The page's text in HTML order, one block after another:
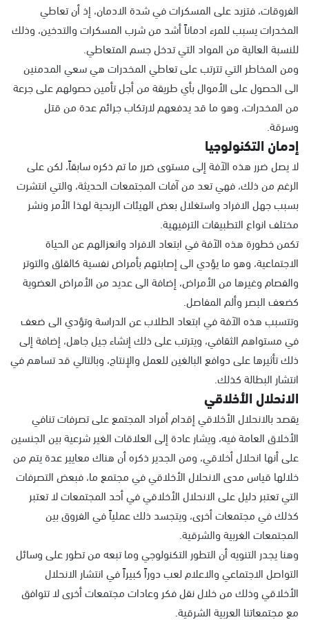
الفروقات، فتزيد على المسكرات في شدة الادمان، إذ أن تعاطي
المخدرات يسبب للمرء ادماناً أشد من شرب المسكرات والتدخين، وذلك
للنسبة العالية من المواد التي تدخل جسم المتعاطي.
ومن المخاطر التي تترتب على تعاطي المخدرات هي سعي المدمنين
الى الحصول على الأموال بأي طريقة من أجل تأمين حصولهم على جرعة
من المخدرات، وهو ما قد يدفعهم لارتكاب جرائم عدة من قتل
وسرقة.
إدمان التكنولوجيا
لا يصل ضرر هذه الآفة إلى مستوى ضرر ما تم ذكره سابقاً، لكن على
الرغم من ذلك، فهي تعد من آفات المجتمعات الحديثة، والتي انتشرت
بسبب جهل الافراد واستغلال بعض الهيئات الربحية لهذا الأمر ونشر
مختلف انواع التطبيقات الترفيهية.
تكمن خطورة هذه الآفة في ابتعاد الافراد وانعزالهم عن الحياة
الاجتماعية، وهو ما يؤدي الى إصابتهم بأمراض نفسية كالقلق والتوتر
والفصام وغيرها من الأمراض، إضافة الى عديد من الأمراض العضوية
كضعف البصر وألم المفاصل.
وتتسبب هذه الآفة في ابتعاد الطلاب عن الدراسة وتؤدي الى ضعف
في مستواهم الثقافي، ويترتب على ذلك إنشاء جيل جاهل، إضافة إلى
ذلك تأثيرها على دوافع البالغين للعمل والإنتاج، وبالتالي قد تساهم في
انتشار البطالة كذلك.
الانحلال الأخلاقي
يقصد بالانحلال الأخلاقي إقدام أفراد المجتمع على تصرفات تنافي
الأخلاق العامة فيه، ويشار عادة إلى العلاقات الغير شرعية بين الجنسين
على أنها انحلال أخلاقي، ومن الجدير ذكره أن هناك معايير عدة يتم من
خلالها قياس مدى الانحلال الأخلاقي في مجتمع ما، فبعض التصرفات
التي تعتبر دليل على الانحلال الأخلاقي في أحد المجتمعات لا تعتبر
كذلك في مجتمعات أخرى، ويتجسد ذلك عملياً في الفروق بين
المجتمعات الغربية والشرقية.
وهنا يجدر التنويه أن التطور التكنولوجي وما تبعه من تطور على وسائل
التواصل الاجتماعي والاعلام لعب دوراً كبيراً في انتشار الانحلال
الأخلاقي وذلك من خلال نقل فكر وعادات مجتمعات أخرى لا تتوافق
مع مجتمعاتنا العربية الشرقية.